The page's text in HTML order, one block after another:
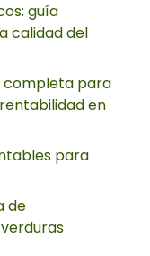
guía
calidad del
completa para
en
para
de